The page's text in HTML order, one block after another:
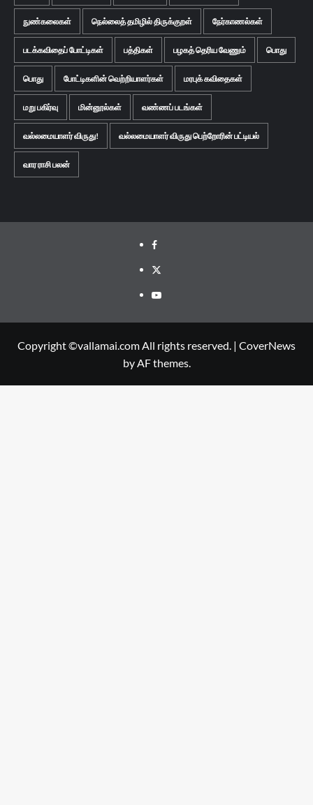
நுண்கலைகள் நெல்லைத் தமிழில் திருக்குறள் நேர்காணல்கள்
படக்கவிதைப் போட்டிகள் பத்திகள் பழகத் தெரிய வேணும் பொது
பொது போட்டிகளின் வெற்றியாளர்கள் மரபுக் கவிதைகள்
மறு பகிர்வு மின்னூல்கள் வண்ணப் படங்கள்
வல்லமையாளர் விருது! வல்லமையாளர் விருது பெற்றோரின் பட்டியல்
வார ராசி பலன்
Facebook
Twitter
Youtube
Copyright ©vallamai.com All rights reserved. | CoverNews
by AF themes.